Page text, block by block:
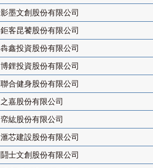
影墨文創股份有限公司
鉅客昆饕股份有限公司
犇鑫投資股份有限公司
博鋰投資股份有限公司
聯合健身股份有限公司
之嘉股份有限公司
帟紘股份有限公司
滙芯建設股份有限公司
鬪士文創股份有限公司